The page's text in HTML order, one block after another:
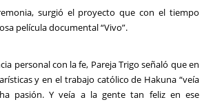
surgió el proyecto que con el tiempo
película documental “Vivo”.
personal con la fe, Pareja Trigo señaló que en
y en el trabajo católico de Hakuna “veía
pasión. Y veía a la gente tan feliz en ese